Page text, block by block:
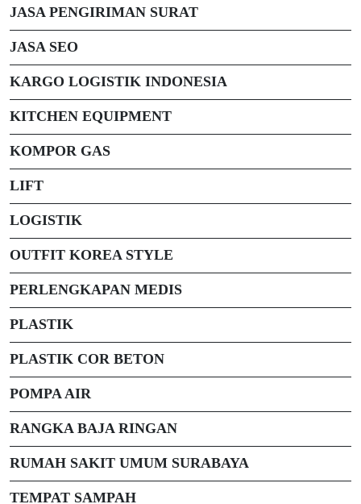
JASA PENGIRIMAN SURAT
JASA SEO
KARGO LOGISTIK INDONESIA
KITCHEN EQUIPMENT
KOMPOR GAS
LIFT
LOGISTIK
OUTFIT KOREA STYLE
PERLENGKAPAN MEDIS
PLASTIK
PLASTIK COR BETON
POMPA AIR
RANGKA BAJA RINGAN
RUMAH SAKIT UMUM SURABAYA
TEMPAT SAMPAH